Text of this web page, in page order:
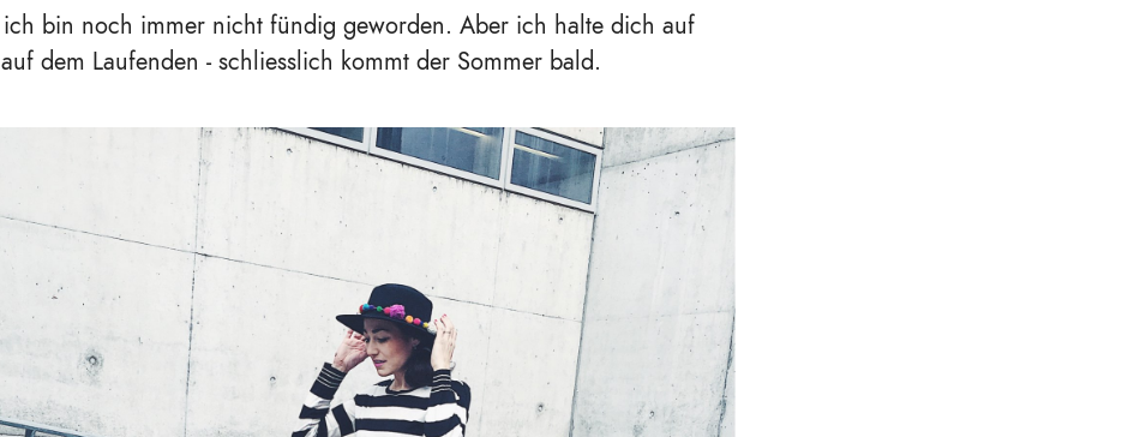
bin noch immer nicht fündig geworden. Aber ich halte dich auf
dem Laufenden - schliesslich kommt der Sommer bald.